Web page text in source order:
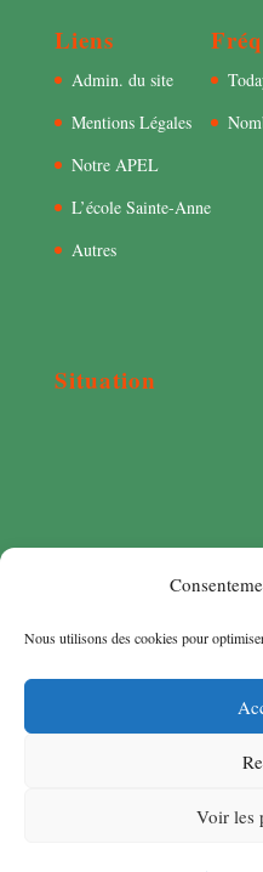
Nous utilisons des cookies pour
Voir les
Liens
Admin. du site
Mentions Légales
Notre APEL
L’école Sainte-Anne
Autres
Situation